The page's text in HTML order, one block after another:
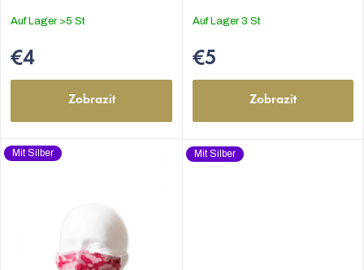
5
Auf Lager >5 St
€4
Zobrazit
5
Auf Lager3 St
€5
Zobrazit
Mit Silber Mit Silber